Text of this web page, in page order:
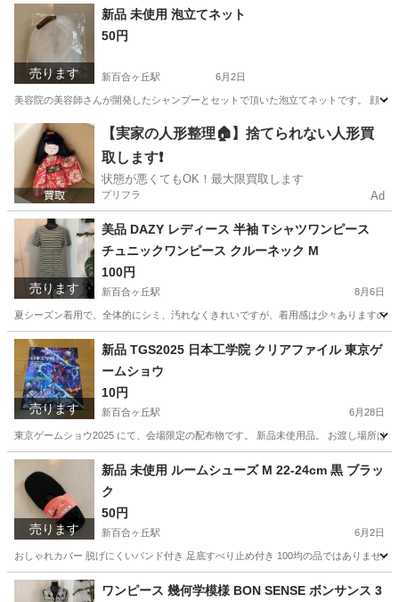
神奈川 川崎市 新百合ヶ丘駅 アクセサリー
売ります
新品 未使用 泡立てネット
50円
新百合ヶ丘駅 6月2日
美容院の美容師さんが開発したシャンプーとセットで頂いた泡立てネットです。 顔
神奈川 川崎市 新百合ヶ丘駅 家庭用品 ネット
【実家の人形整理🏠】捨てられない人形買
取します❗️
状態が悪くてもOK！最大限買取します
プリフラ Ad
売ります
美品 DAZY レディース 半袖 Tシャツワンピース
チュニックワンピース クルーネック M
100円
新百合ヶ丘駅 8月6日
夏シーズン着用で、全体的にシミ、汚れなくきれいですが、着用感は少々ありますの
神奈川 川崎市 新百合ヶ丘駅 ワンピース スパッツ
売ります
新品 TGS2025 日本工学院 クリアファイル 東京ゲ
ームショウ
10円
新百合ヶ丘駅 6月28日
東京ゲームショウ2025 にて、会場限定の配布物です。 新品未使用品。 お渡し場所は
神奈川 川崎市 新百合ヶ丘駅
売ります
新品 未使用 ルームシューズ M 22-24cm 黒 ブラッ
ク
50円
新百合ヶ丘駅 6月2日
おしゃれカバー 脱げにくいバンド付き 足底すべり止め付き 100均の品ではありませ
神奈川 川崎市 新百合ヶ丘駅 小物
ワンピース 幾何学模様 BON SENSE ボンサンス 3